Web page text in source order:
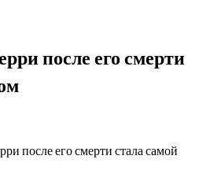
после его смерти
после его смерти стала самой